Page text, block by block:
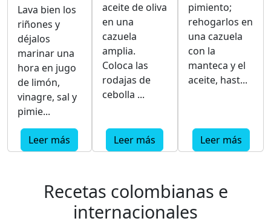
Lava bien los
riñones y
déjalos
marinar una
hora en jugo
de limón,
vinagre, sal y
pimie...
Leer más
aceite de oliva
en una
cazuela
amplia.
Coloca las
rodajas de
cebolla ...
Leer más
pimiento;
rehogarlos en
una cazuela
con la
manteca y el
aceite, hast...
Leer más
Recetas colombianas e
internacionales